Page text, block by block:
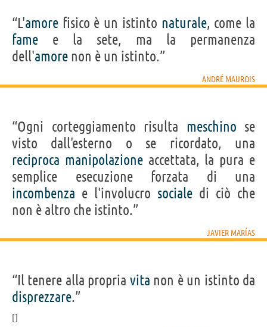
“L'amore fisico è un istinto naturale, come la
fame e la sete, ma la permanenza
dell'amore non è un istinto.”
ANDRÉ MAUROIS
“Ogni corteggiamento risulta meschino se
visto dall'esterno o se ricordato, una
reciproca manipolazioneaccettata, la pura e
semplice esecuzione forzata di una
incombenza e l'involucro sociale di ciò che
non è altro che istinto.”
JAVIER MARÍAS
“Il tenere alla propria vita non è un istinto da
disprezzare.”